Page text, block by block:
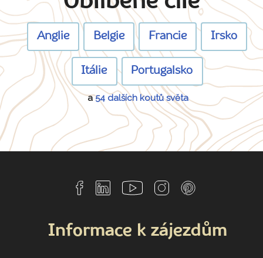
Anglie Belgie Francie Irsko
Itálie Portugalsko
a54 dalších koutů světa
Informace k zájezdům